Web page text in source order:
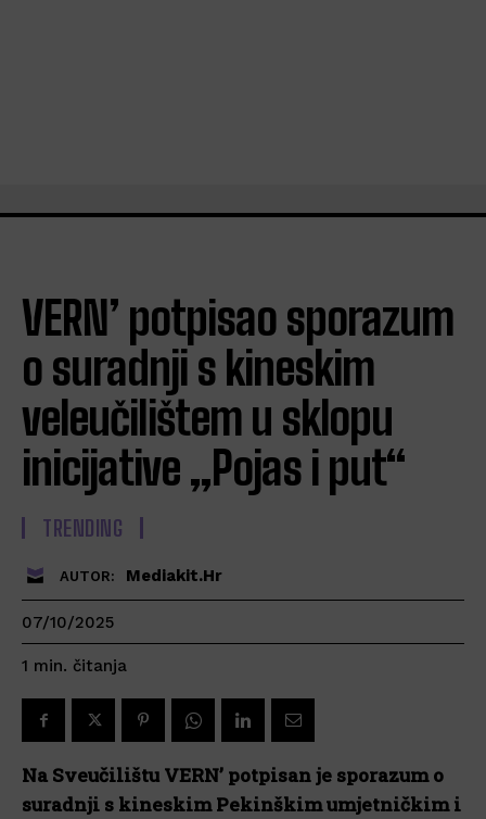
VERN’ potpisao sporazum
o suradnji s kineskim
veleučilištem u sklopu
inicijative „Pojas i put“
TRENDING
AUTOR: Mediakit.hr
07/10/2025
1 min. čitanja
Na Sveučilištu VERN’ potpisan je sporazum o
suradnji s kineskim Pekinškim umjetničkim i